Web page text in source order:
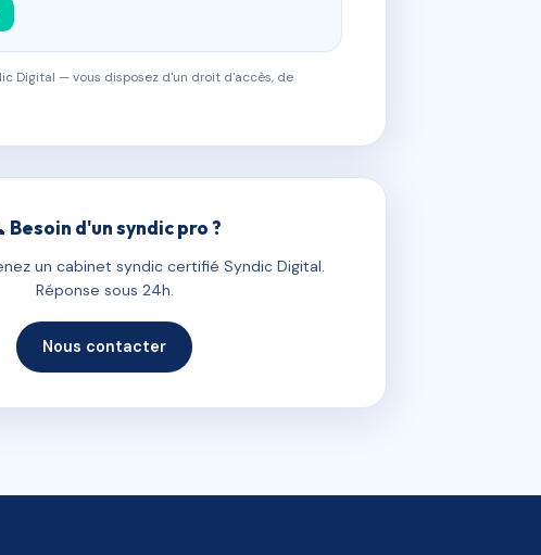
Digital — vous disposez d'un droit d'accès, de
Besoin d'un syndic pro ?
un cabinet syndic certifié Syndic Digital.
Réponse sous 24h.
Nous contacter